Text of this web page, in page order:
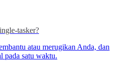
tasker?
atau merugikan Anda, dan
pada satu waktu.